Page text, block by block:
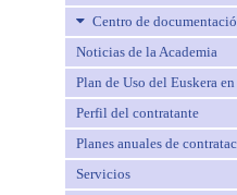
Centro de
Noticias de la Academia
Plan de Uso del Euskera
Perfil del contratante
Planes anuales de
Servicios